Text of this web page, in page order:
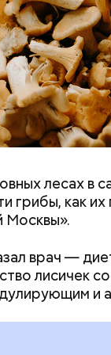
лесах в
грибы, как
Москвы».
врач —
лисичек
и
жизни
могут жить и